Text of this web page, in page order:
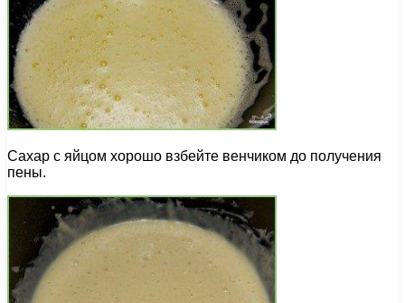
Сахар с яйцом хорошо взбейте венчиком до получения
пены.